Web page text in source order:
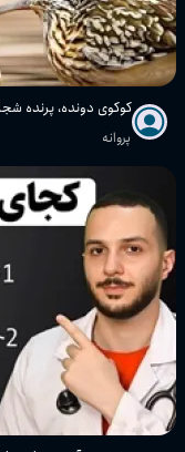
کوکوی دونده، پرنده
پروانه